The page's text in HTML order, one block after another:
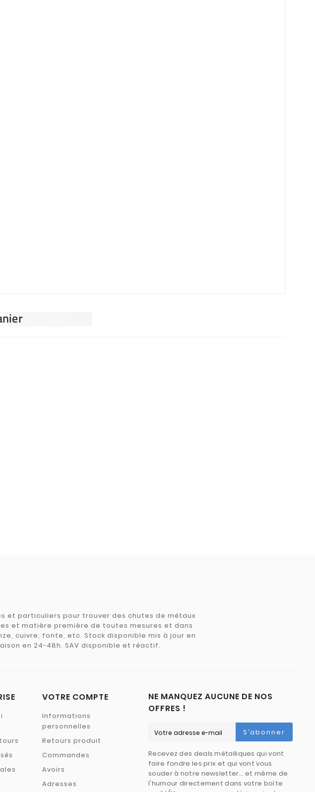
et particuliers pour trouver des chutes de métaux
et matière première de toutes mesures et dans
cuivre, fonte, etc. Stock disponible mis à jour en
en 24-48h. SAV disponible et réactif.
VOTRE COMPTE
Informations
personnelles
Retours produit
Commandes
Avoirs
Adresses
NE MANQUEZ AUCUNE DE NOS
OFFRES !
S’abonner
Recevez des deals métalliques qui vont
faire fondre les prix et qui vont vous
souder à notre newsletter… et même de
l'humour directement dans votre boîte